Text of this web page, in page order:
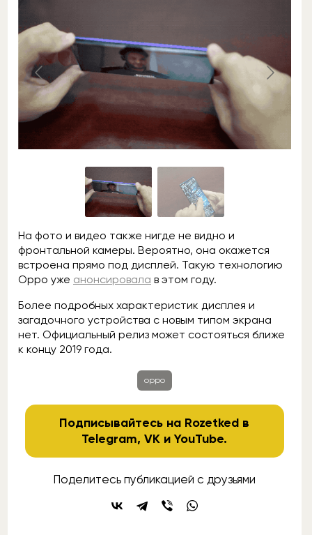
На фото и видео также нигде не видно и
фронтальной камеры. Вероятно, она окажется
встроена прямо под дисплей. Такую технологию
Oppo уже анонсировала в этом году.
Более подробных характеристик дисплея и
загадочного устройства с новым типом экрана
нет. Официальный релиз может состояться ближе
к концу 2019 года.
oppo
Подписывайтесь на Rozetked в
Telegram,VK иYouTube.
Поделитесь публикацией с друзьями